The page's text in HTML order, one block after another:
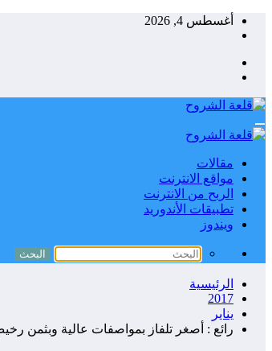
التجاوزأغسطس 4, 2026
مقالات
مواقع الانترنت
الربح من الانترنت
تطبيقات الأندوريد
ويندوز
الرئيسية
2017
يناير
رائع : أصغر تلفاز بمواصفات عالية وبثمن